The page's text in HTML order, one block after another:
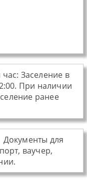
Заселение в
При наличии
ранее
Документы для
ваучер,